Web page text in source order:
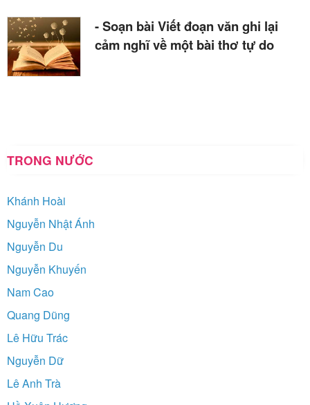
- Soạn bài Viết đoạn văn ghi lại
cảm nghĩ về một bài thơ tự do
TRONG NƯỚC
Khánh Hoài
Nguyễn Nhật Ánh
Nguyễn Du
Nguyễn Khuyến
Nam Cao
Quang Dũng
Lê Hữu Trác
Nguyễn Dữ
Lê Anh Trà